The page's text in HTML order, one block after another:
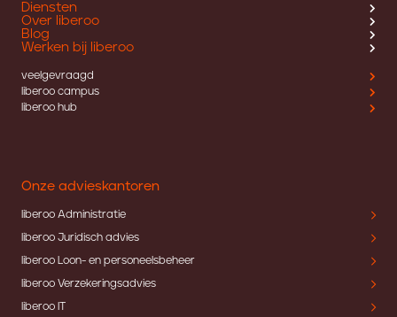
Diensten
Over liberoo
Blog
Werken bij liberoo
veelgevraagd
liberoo campus
liberoo hub
Onze advieskantoren
liberoo Administratie
liberoo Juridisch advies
liberoo Loon- en personeelsbeheer
liberoo Verzekeringsadvies
liberoo IT